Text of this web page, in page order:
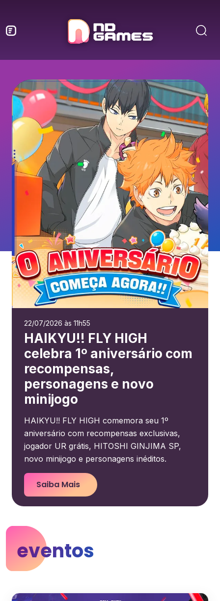
22/07/2026 às 11h55
HAIKYU!! FLY HIGH
celebra 1º aniversário com
recompensas,
personagens e novo
minijogo
HAIKYU!! FLY HIGH comemora seu 1º
aniversário com recompensas exclusivas,
jogador UR grátis, HITOSHI GINJIMA SP,
novo minijogo e personagens inéditos.
Saiba Mais
eventos